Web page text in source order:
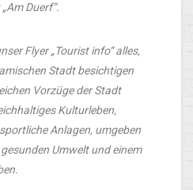
Duerf“.
Flyer „Tourist info“ alles,
Stadt besichtigen
Vorzüge der Stadt
Kulturleben,
Anlagen, umgeben
Umwelt und einem